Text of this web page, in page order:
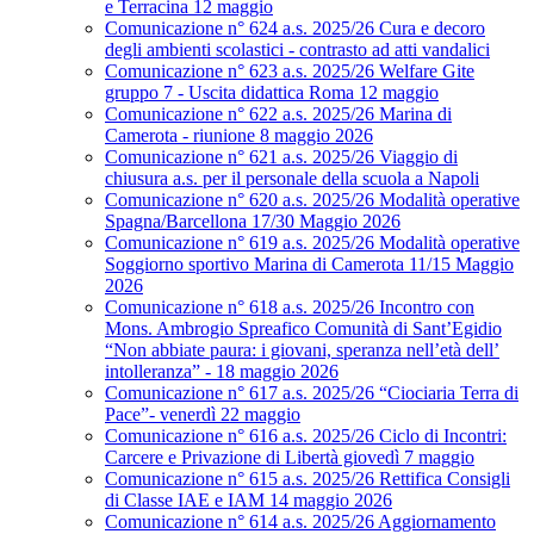
e Terracina 12 maggio
Comunicazione n° 624 a.s. 2025/26 Cura e decoro
degli ambienti scolastici - contrasto ad atti vandalici
Comunicazione n° 623 a.s. 2025/26 Welfare Gite
gruppo 7 - Uscita didattica Roma 12 maggio
Comunicazione n° 622 a.s. 2025/26 Marina di
Camerota - riunione 8 maggio 2026
Comunicazione n° 621 a.s. 2025/26 Viaggio di
chiusura a.s. per il personale della scuola a Napoli
Comunicazione n° 620 a.s. 2025/26 Modalità operative
Spagna/Barcellona 17/30 Maggio 2026
Comunicazione n° 619 a.s. 2025/26 Modalità operative
Soggiorno sportivo Marina di Camerota 11/15 Maggio
2026
Comunicazione n° 618 a.s. 2025/26 Incontro con
Mons. Ambrogio Spreafico Comunità di Sant’Egidio
“Non abbiate paura: i giovani, speranza nell’età dell’
intolleranza” - 18 maggio 2026
Comunicazione n° 617 a.s. 2025/26 “Ciociaria Terra di
Pace”- venerdì 22 maggio
Comunicazione n° 616 a.s. 2025/26 Ciclo di Incontri:
Carcere e Privazione di Libertà giovedì 7 maggio
Comunicazione n° 615 a.s. 2025/26 Rettifica Consigli
di Classe IAE e IAM 14 maggio 2026
Comunicazione n° 614 a.s. 2025/26 Aggiornamento